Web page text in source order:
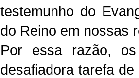
testemunho do
do Reino em nossas
Por essa razão,
desafiadora tarefa